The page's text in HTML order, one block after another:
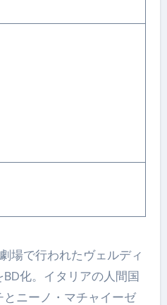
場で行われたヴェルディ
化。イタリアの人間国
ニーノ・マチャイーゼ